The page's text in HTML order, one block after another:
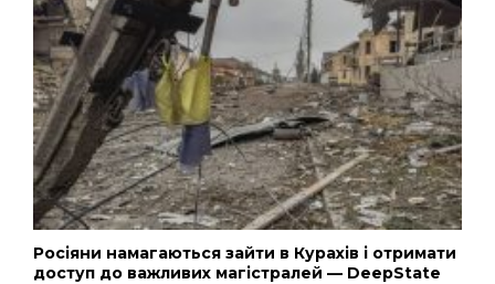
Росіяни намагаються зайти в Курахів і отримати
доступ до важливих магістралей — DeepState